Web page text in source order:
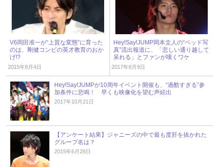
V6岡田准一が“上質な変態”に育った
のは、剛健コンビの英才教育のおか
げ!?
2015年8月4日
Hey!Say!JUMP岡本圭人の“ベッド写
真”流出報道に、「悲しい通り越して
呆れる」とファンが嘆くワケ
2017年8月9日
Hey!Say!JUMPが10周年イベント開催も、“過酷すぎる”参
加条件に悲鳴！ 早くも映像化を望む声続出
2017年10月21日
【アンケート結果】ジャニーズの中で最も度肝を抜かれた
グループ名は？
2015年6月28日